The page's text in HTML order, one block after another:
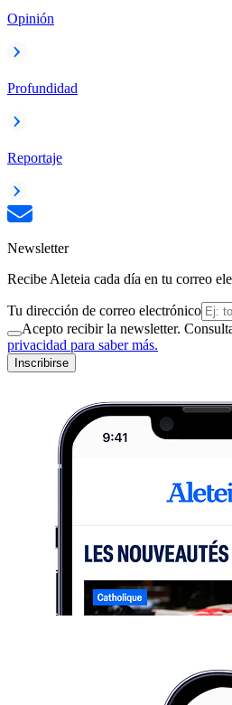
Opinión
Profundidad
Reportaje
Newsletter
Recibe Aleteia cada día en tu correo
Tu dirección de correo electrónico
Acepto recibir la newsletter.
privacidad para saber más.
Inscribirse